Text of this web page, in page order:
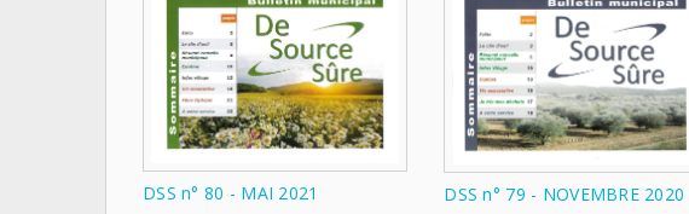
DSS n° 80 - MAI 2021 DSS n° 79 - NOVEMBRE 2020